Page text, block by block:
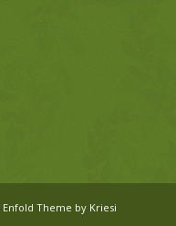
Enfold Theme by Kriesi